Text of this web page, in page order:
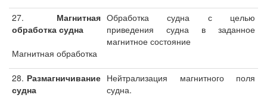
27. Магнитная
обработка судна
Магнитная обработка
Обработка судна с целью
приведения судна в заданное
магнитное состояние
28. Размагничивание
судна
Нейтрализация магнитного поля
судна.